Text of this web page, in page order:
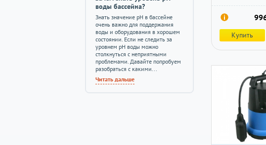
Купить
воды бассейна?
Знать значение pH в бассейне
очень важно для поддержания
воды и оборудования в хорошем
состоянии. Если не следить за
уровнем pH воды можно
столкнуться с неприятными
проблемами. Давайте попробуем
разобраться с какими...
Читать дальше